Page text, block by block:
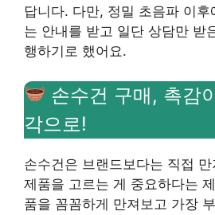
답니다. 다만, 정밀 초음파 이
는 안내를 받고 일단 상담만 받
행하기로 했어요.
손수건 구매, 촉감
각으로!
손수건은 브랜드보다는 직접
제품을 고르는 게 중요하다는
품을 꼼꼼하게 만져보고 가장